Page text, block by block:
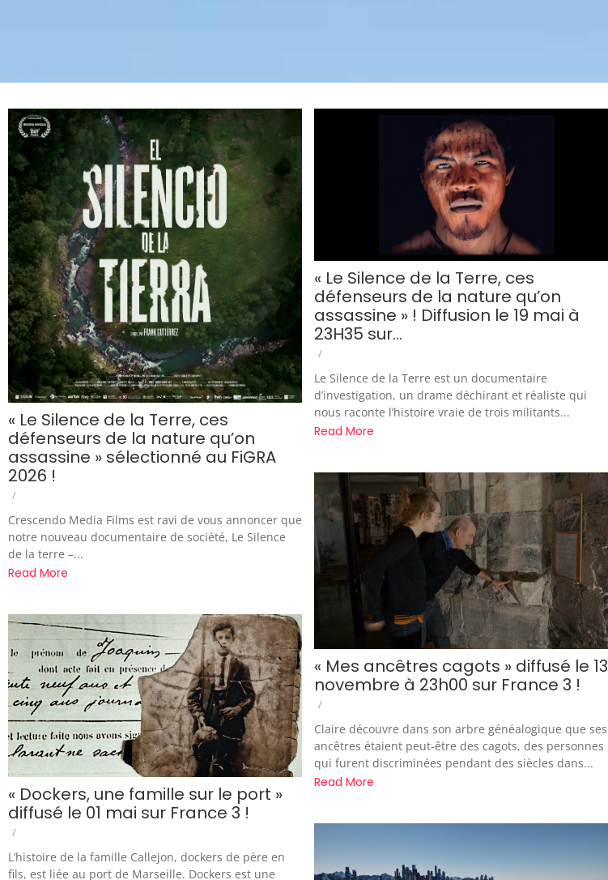
« Le Silence de la Terre, ces
défenseurs de la nature qu’on
assassine » sélectionné au FiGRA
2026 !
/
Crescendo Media Films est ravi de vous annoncer que
notre nouveau documentaire de société, Le Silence
de la terre –...
Read More
« Le Silence de la Terre, ces
défenseurs de la nature qu’on
assassine » ! Diffusion le 19 mai à
23H35 sur…
/
Le Silence de la Terre est un documentaire
d’investigation, un drame déchirant et réaliste qui
nous raconte l’histoire vraie de trois militants...
Read More
« Mes ancêtres cagots » diffusé le 13
novembre à 23h00 sur France 3 !
/
Claire découvre dans son arbre généalogique que ses
ancêtres étaient peut-être des cagots, des personnes
qui furent discriminées pendant des siècles dans...
Read More
« Dockers, une famille sur le port »
diffusé le 01 mai sur France 3 !
/
L’histoire de la famille Callejon, dockers de père en
fils, est liée au port de Marseille. Dockers est une